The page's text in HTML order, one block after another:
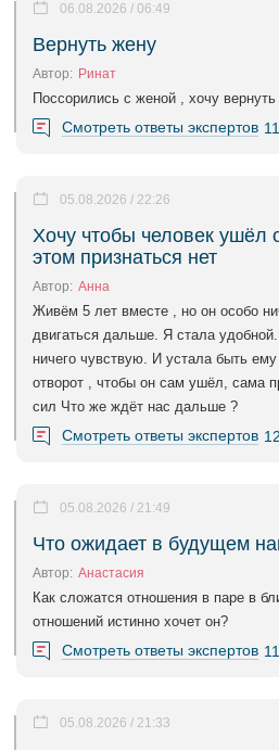
Вернуть жену
06.08.2026 / 06:49
Автор: Ринат
Поссорились с женой , хочу вернуть
Смотреть ответы экспертов 11
Хочу чтобы человек ушёл
этом признаться нет
05.08.2026 / 22:26
Автор: Анна
Живём 5 лет вместе , но он особо
двигаться дальше. Я стала
ничего чувствую. И устала быть
отворот , чтобы он сам ушёл, сама
сил Что же ждёт нас дальше ?
Смотреть ответы экспертов 12
Что ожидает в будущем
05.08.2026 / 21:49
Автор: Анастасия
Как сложатся отношения в паре в
отношений истинно хочет он?
Смотреть ответы экспертов 11
05.08.2026 / 21:33